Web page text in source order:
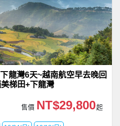
龍灣6天~越南航空早去晚回
梯田+下龍灣
售價 NT$29,800起